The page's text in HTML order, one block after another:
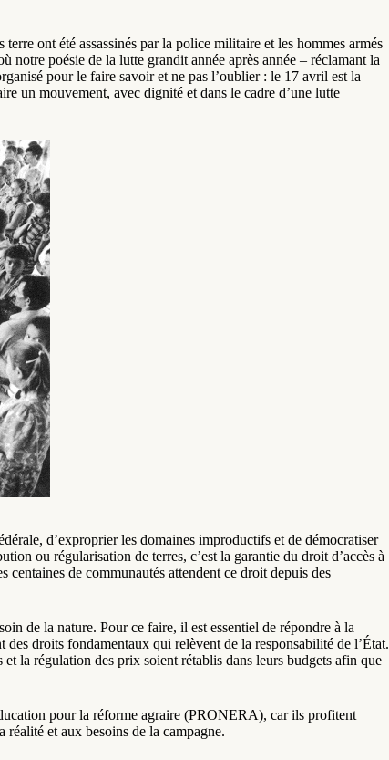
ont été assassinés par la police militaire et les hommes armés
notre poésie de la lutte grandit année après année – réclamant la
pour le faire savoir et ne pas l’oublier : le 17 avril est la
un mouvement, avec dignité et dans le cadre d’une lutte
d’exproprier les domaines improductifs et de démocratiser
ou régularisation de terres, c’est la garantie du droit d’accès à
centaines de communautés attendent ce droit depuis des
de la nature. Pour ce faire, il est essentiel de répondre à la
des droits fondamentaux qui relèvent de la responsabilité de l’État.
la régulation des prix soient rétablis dans leurs budgets afin que
pour la réforme agraire (PRONERA), car ils profitent
réalité et aux besoins de la campagne.